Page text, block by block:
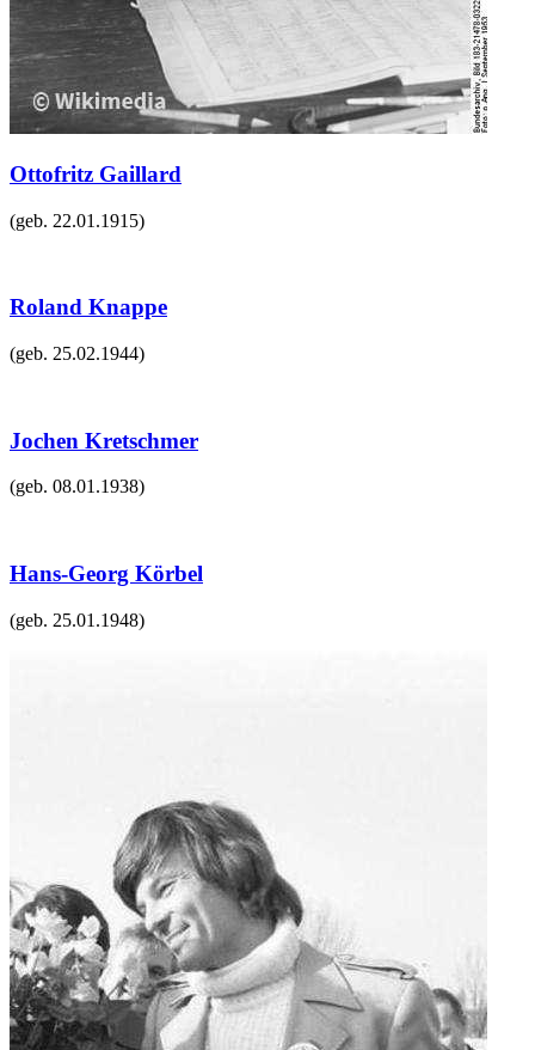
Ottofritz Gaillard
(geb. 22.01.1915)
Roland Knappe
(geb. 25.02.1944)
Jochen Kretschmer
(geb. 08.01.1938)
Hans-Georg Körbel
(geb. 25.01.1948)